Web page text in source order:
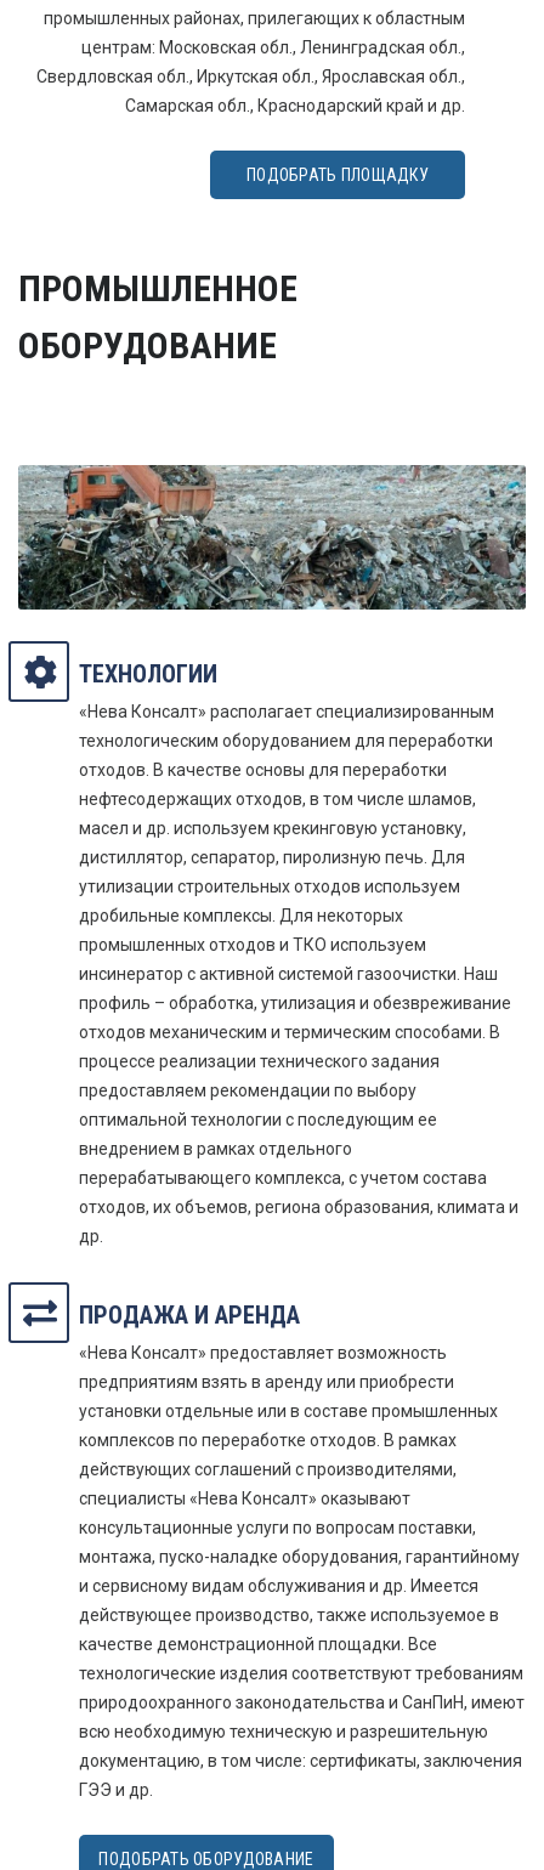
ТЕХНОЛОГИИ
«Нева Консалт» располагает специализированным
технологическим оборудованием для переработки
отходов. В качестве основы для переработки
нефтесодержащих отходов, в том числе шламов,
масел и др. используем крекинговую установку,
дистиллятор, сепаратор, пиролизную печь. Для
утилизации строительных отходов используем
дробильные комплексы. Для некоторых
промышленных отходов и ТКО используем
инсинератор с активной системой газоочистки. Наш
профиль – обработка, утилизация и обезвреживание
отходов механическим и термическим способами. В
процессе реализации технического задания
предоставляем рекомендации по выбору
оптимальной технологии с последующим ее
внедрением в рамках отдельного
перерабатывающего комплекса, с учетом состава
отходов, их объемов, региона образования, климата и
др.
ПОДОБРАТЬ ПЛОЩАДКУ
ПРОМЫШЛЕННОЕ
ОБОРУДОВАНИЕ
промышленных районах, прилегающих к областным
центрам: Московская обл., Ленинградская обл.,
Свердловская обл., Иркутская обл., Ярославская обл.,
Самарская обл., Краснодарский край и др.
ПРОДАЖА И АРЕНДА
«Нева Консалт» предоставляет возможность
предприятиям взять в аренду или приобрести
установки отдельные или в составе промышленных
комплексов по переработке отходов. В рамках
действующих соглашений с производителями,
специалисты «Нева Консалт» оказывают
консультационные услуги по вопросам поставки,
монтажа, пуско-наладке оборудования, гарантийному
и сервисному видам обслуживания и др. Имеется
действующее производство, также используемое в
качестве демонстрационной площадки. Все
технологические изделия соответствуют требованиям
природоохранного законодательства и СанПиН, имеют
всю необходимую техническую и разрешительную
документацию, в том числе: сертификаты, заключения
ГЭЭ и др.
ПОДОБРАТЬ ОБОРУДОВАНИЕ